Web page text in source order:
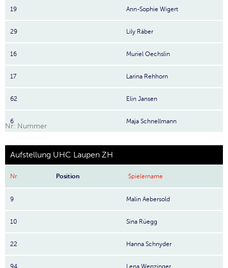
19 Ann-Sophie Wigert
29 Lily Räber
16 Muriel Oechslin
17 Larina Rehhorn
62 Elin Jansen
6 Maja Schnellmann
Nr: Nummer
Aufstellung UHC Laupen ZH
Nr Position Spielername
9 Malin Aebersold
10 Sina Rüegg
22 Hanna Schnyder
94 Lena Wenzinger